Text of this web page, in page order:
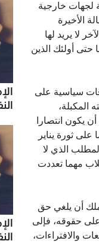
لجهات خارجية
الأخيرة
لا يريد لها
أولئك الذين
سياسية على
يكون انتصارا
ثورة يناير
الذي لا
مهما تعددت
أن يلغي حق
حقوقه، فإلى
والافتراءات،